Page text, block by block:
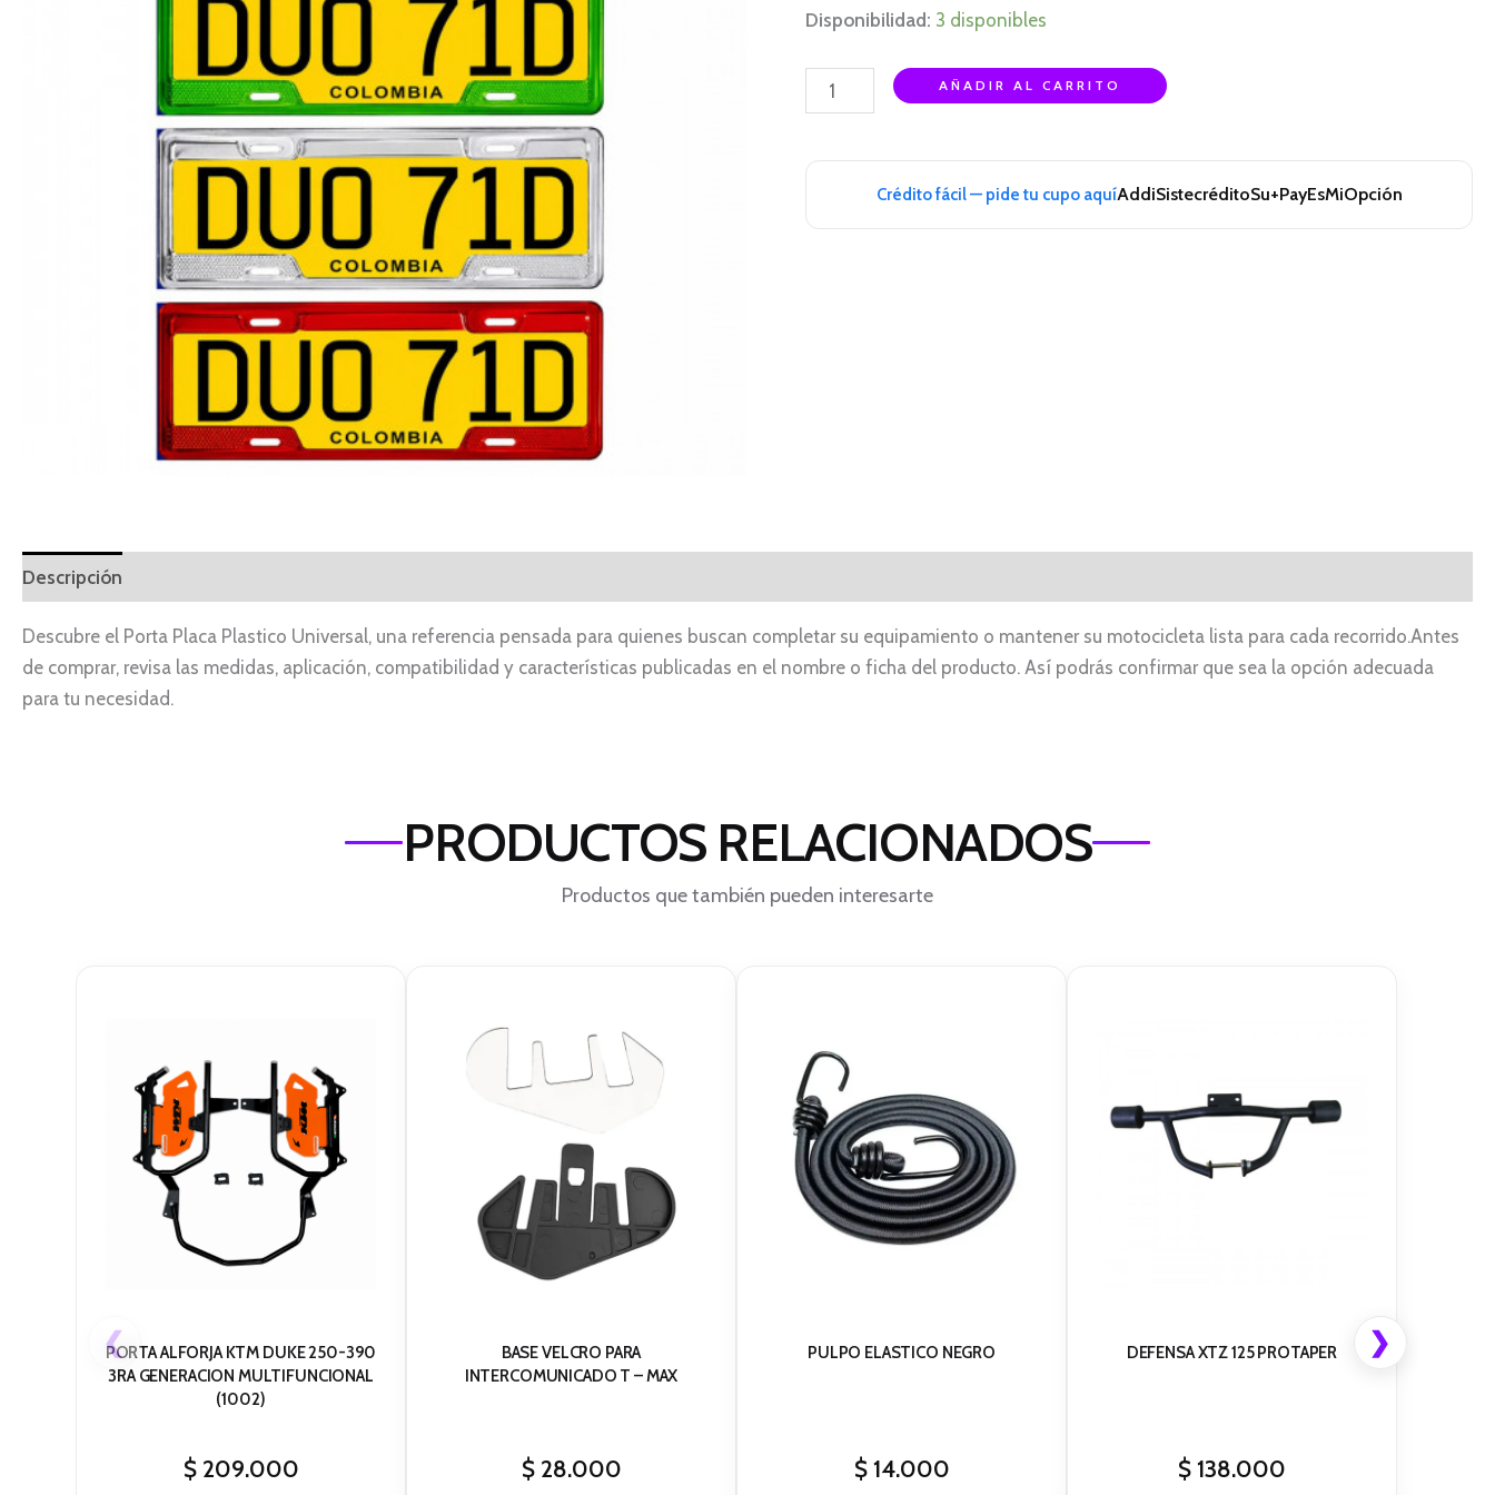
Disponibilidad: 3 disponibles
AÑADIR AL CARRITO
Crédito fácil — pide tu cupo aquíAddiSistecréditoSu+PayEsMiOpción
Descripción
Descubre el Porta Placa Plastico Universal, una referencia pensada para quienes buscan completar su equipamiento o mantener su motocicleta lista para cada recorrido.Antes
de comprar, revisa las medidas, aplicación, compatibilidad y características publicadas en el nombre o ficha del producto. Así podrás confirmar que sea la opción adecuada
para tu necesidad.
PRODUCTOS RELACIONADOS
Productos que también pueden interesarte
PORTA ALFORJA KTM DUKE 250-390
3RA GENERACION MULTIFUNCIONAL
(1002)
$209.000
BASE VELCRO PARA
INTERCOMUNICADO T – MAX
$28.000
PULPO ELASTICO NEGRO
$14.000
DEFENSA XTZ 125 PROTAPER
$ 138.000
❮ ❯